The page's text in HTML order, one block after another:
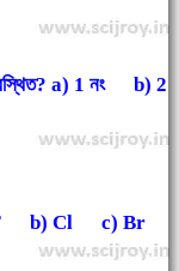
অবস্থিত? a) 1 নং b) 2
a) F b) Cl c) Br